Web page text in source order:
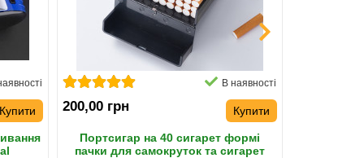
Купити
В наявності
200,00 грн Купити
Портсигар на 40 сигарет формі
пачки для самокруток та сигарет